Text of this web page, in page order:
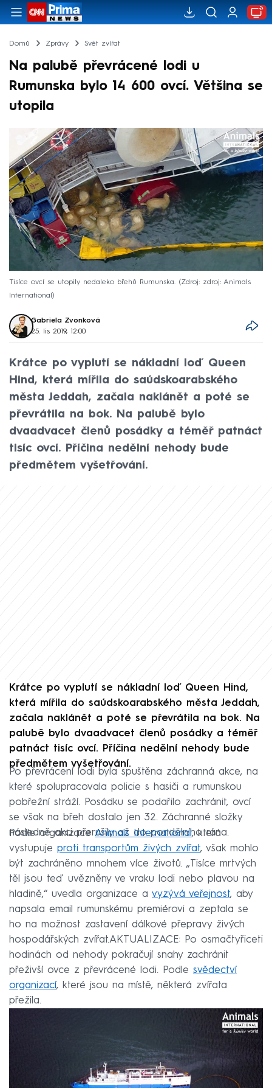
Domů Zprávy Svět zvířat
Na palubě převrácené lodi u
Rumunska bylo 14 600 ovcí. Většina se
utopila
Tisíce ovcí se utopily nedaleko břehů Rumunska.
Zdroj: zdroj: Animals
International
Gabriela Zvonková
25. lis 2019, 12:00
Krátce po vyplutí se nákladní loď Queen
Hind, která mířila do saúdskoarabského
města Jeddah, začala naklánět a poté se
převrátila na bok. Na palubě bylo
dvaadvacet členů posádky a téměř patnáct
tisíc ovcí. Příčina nedělní nehody bude
předmětem vyšetřování.
Krátce po vyplutí se nákladní loď Queen Hind,
která mířila do saúdskoarabského města Jeddah,
začala naklánět a poté se převrátila na bok. Na
palubě bylo dvaadvacet členů posádky a téměř
patnáct tisíc ovcí. Příčina nedělní nehody bude
předmětem vyšetřování.
Po převrácení lodi byla spuštěna záchranná akce, na
které spolupracovala policie s hasiči a rumunskou
pobřežní stráží. Posádku se podařilo zachránit, ovcí
se však na břeh dostalo jen 32. Záchranné složky
následně akci přerušily až do pondělního rána.
Podle organizaceAnimals International, která
vystupuje proti transportům živých zvířat, však mohlo
být zachráněno mnohem více životů. „Tisíce mrtvých
těl jsou teď uvězněny ve vraku lodi nebo plavou na
hladině,“ uvedla organizace a vyzývá veřejnost, aby
napsala email rumunskému premiérovi a zeptala se
ho na možnost zastavení dálkové přepravy živých
hospodářských zvířat.AKTUALIZACE: Po osmačtyřiceti
hodinách od nehody pokračují snahy zachránit
přeživší ovce z převrácené lodi. Podle svědectví
organizací, které jsou na místě, některá zvířata
přežila.